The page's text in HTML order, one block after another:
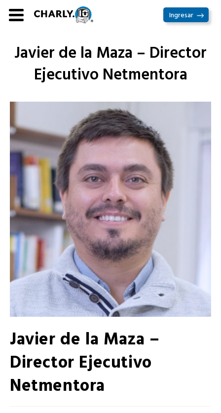
Ingresar
Javier de la Maza – Director
Ejecutivo Netmentora
Javier de la Maza –
Director Ejecutivo
Netmentora